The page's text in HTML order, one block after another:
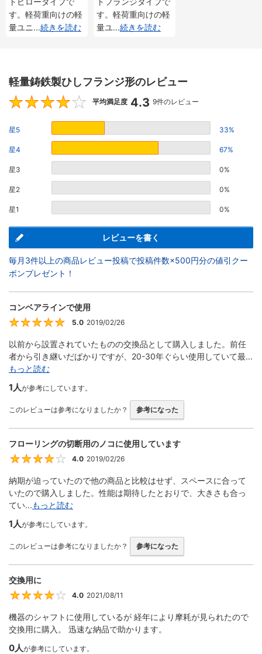
す。軽荷重向けの軽
量ユニ...続きを読む
す。軽荷重向けの軽
量ユ...続きを読む
軽量鋳鉄製ひしフランジ形のレビュー
4.3
平均満足度 4.3 9件のレビュー
星5 33%
星4 67%
星3 0%
星2 0%
星1 0%
レビューを書く
毎月3件以上の商品レビュー投稿で投稿件数×500円分の値引クー
ポンプレゼント！
コンベアラインで使用
5
5.0 2019/02/26
以前から設置されていたものの交換品として購入しました。前任
者から引き継いだばかりですが、20-30年ぐらい使用していて最...
もっと読む
1人が参考にしています。
このレビューは参考になりましたか？ 参考になった
フローリングの切断用のノコに使用しています
4
4.0 2019/02/26
納期が迫っていたので他の商品と比較はせず、スペースに合って
いたので購入しました。性能は期待したとおりで、大きさも合っ
てい...もっと読む
1人が参考にしています。
このレビューは参考になりましたか？ 参考になった
交換用に
4.0 2021/08/11
機器のシャフトに使用しているが 経年により摩耗が見られたので
交換用に購入。 迅速な納品で助かります。
0人が参考にしています。